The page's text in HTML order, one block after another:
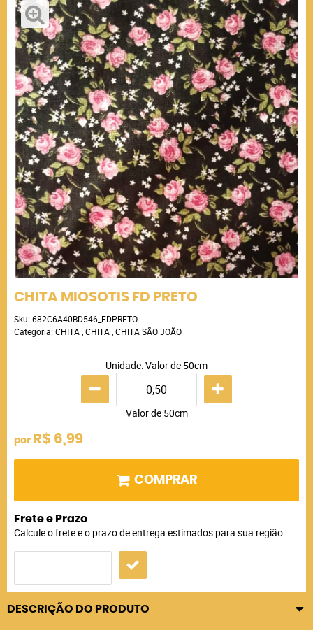
CHITA MIOSOTIS FD PRETO
Sku: 682C6A40BD546_FDPRETO
Categoria: CHITA CHITA CHITA SÃO JOÃO
Unidade: Valor de 50cm
Valor de 50cm
por R$ 6,99
COMPRAR
Frete e Prazo
Calcule o frete e o prazo de entrega estimados para sua região:
DESCRIÇÃO DO PRODUTO